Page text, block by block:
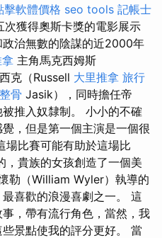
擊軟體價格 seo tools 記帳士
獲得奧斯卡獎的電影展示
治無數的陰謀的近2000年
主角馬克西姆斯
克（Russell 大里推拿 旅行
骨 Jasik），同時擔任帝
推入奴隸制。 小小的不確
，但是第一個主演是一個很
場比賽可能有助於這場比
，貴族的女孩創造了一個美
勒（William Wyler）執導的
喜歡的浪漫喜劇之一。 這
，帶有流行角色，當然，我
景點使我的評分更好。 當